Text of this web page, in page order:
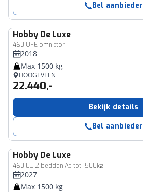
Bel aanbieder
Hobby De Luxe
460 UFE omnistor
2018
Max 1500 kg
HOOGEVEEN
22.440,-
Bekijk details
Bel aanbieder
Hobby De Luxe
460 LU 2 bedden,As tot 1500kg
2027
Max 1500 kg